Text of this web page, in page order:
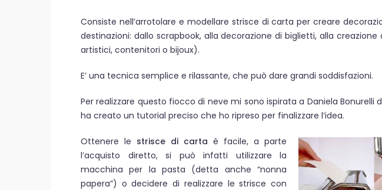
Consiste nell’arrotolare e modellare strisce di carta per creare
destinazioni: dallo scrapbook, alla decorazione di biglietti, alla
artistici, contenitori o bijoux).
E’ una tecnica semplice e rilassante, che può dare grandi soddisfazioni.
Per realizzare questo fiocco di neve mi sono ispirata a Daniela Bonurelli
ha creato un tutorial preciso che ho ripreso per finalizzare l’idea.
Ottenere le strisce di carta è facile, a parte
l’acquisto diretto, si può infatti utilizzare la
macchina per la pasta (detta anche “nonna
papera”) o decidere di realizzare le strisce con